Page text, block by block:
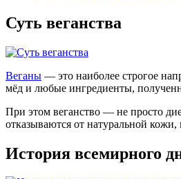
Суть веганства
Веганы — это наиболее строгое
мёд и любые ингредиенты,
При этом веганство — не просто
отказываются от натуральной
История всемирного